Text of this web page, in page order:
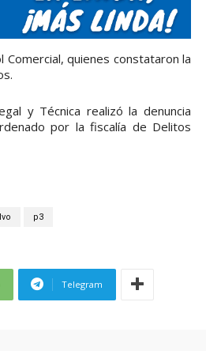
quienes constataron la
y Técnica realizó la denuncia
por la fiscalía de Delitos
p3
Telegram